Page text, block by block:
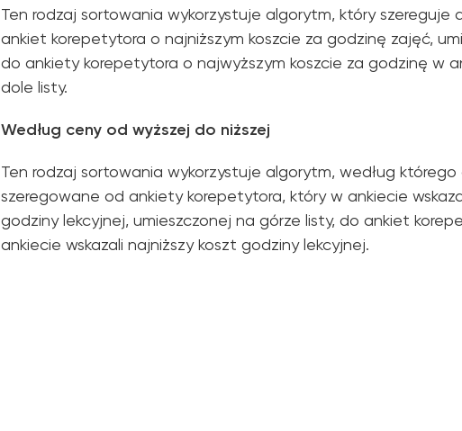
Ten rodzaj sortowania wykorzystuje algorytm, który szereguje
ankiet korepetytora o najniższym koszcie za godzinę zajęć,
do ankiety korepetytora o najwyższym koszcie za godzinę w
dole listy.
Według ceny od wyższej do niższej
Ten rodzaj sortowania wykorzystuje algorytm, według
szeregowane od ankiety korepetytora, który w ankiecie
godziny lekcyjnej, umieszczonej na górze listy, do ankiet
ankiecie wskazali najniższy koszt godziny lekcyjnej.